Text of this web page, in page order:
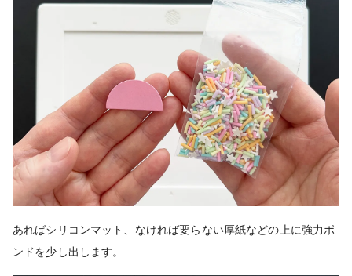
あればシリコンマット、なければ要らない厚紙などの上に強力ボ
ンドを少し出します。